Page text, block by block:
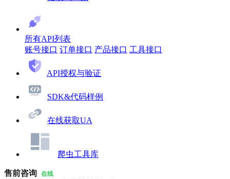
所有API列表
账号接口 订单接口 产品接口 工具接口
API授权与验证
SDK&代码样例
在线获取UA
爬虫工具库
售前咨询 在线